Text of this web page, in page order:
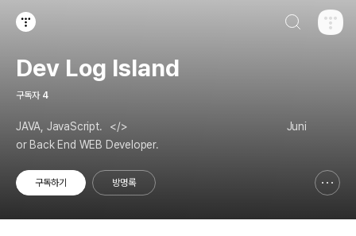
Dev Log Island
구독자 4
JAVA, JavaScript.⠀</>⠀⠀⠀⠀⠀⠀⠀⠀⠀⠀⠀⠀⠀⠀⠀⠀⠀⠀⠀⠀ Juni
or Back End WEB Developer.
구독하기 방명록